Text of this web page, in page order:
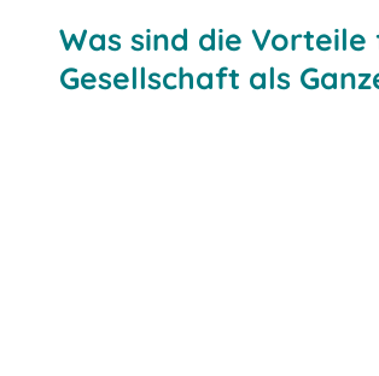
Was sind die
Gesellschaft als